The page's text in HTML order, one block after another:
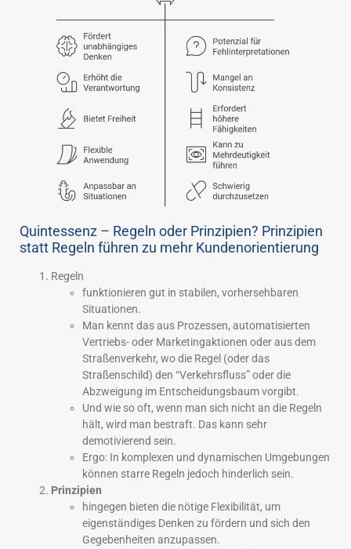
Quintessenz – Regeln oder Prinzipien? Prinzipien
statt Regeln führen zu mehr Kundenorientierung
Regeln
funktionieren gut in stabilen, vorhersehbaren
Situationen.
Man kennt das aus Prozessen, automatisierten
Vertriebs- oder Marketingaktionen oder aus dem
Straßenverkehr, wo die Regel (oder das
Straßenschild) den “Verkehrsfluss” oder die
Abzweigung im Entscheidungsbaum vorgibt.
Und wie so oft, wenn man sich nicht an die Regeln
hält, wird man bestraft. Das kann sehr
demotivierend sein.
Ergo: In komplexen und dynamischen Umgebungen
können starre Regeln jedoch hinderlich sein.
Prinzipien
hingegen bieten die nötige Flexibilität, um
eigenständiges Denken zu fördern und sich den
Gegebenheiten anzupassen.